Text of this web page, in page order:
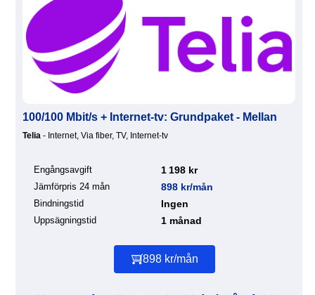
100/100 Mbit/s + Internet-tv: Grundpaket - Mellan
Telia - Internet, Via fiber, TV, Internet-tv
Engångsavgift 1 198 kr
Jämförpris 24 mån 898 kr/mån
Bindningstid Ingen
Uppsägningstid 1 månad
898 kr/mån